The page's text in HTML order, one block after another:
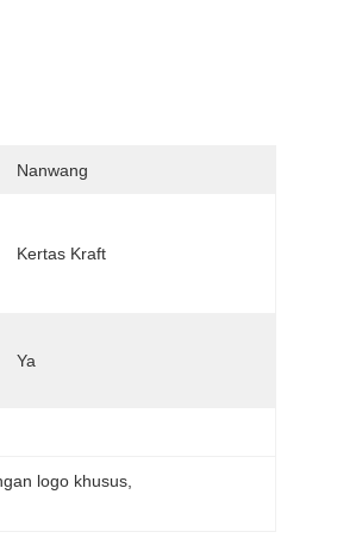
Nanwang
Kertas Kraft
Ya
logo khusus